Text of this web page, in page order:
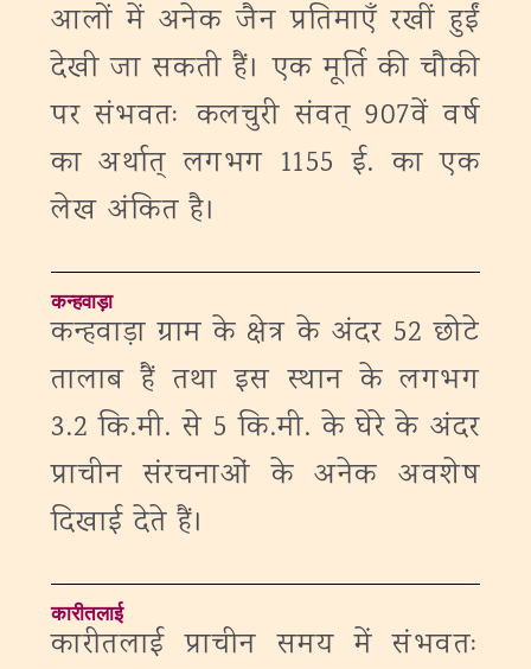
आलों में अनेक जैन प्रतिमाएँ रखीं हुईं
देखी जा सकती हैं। एक मूर्ति की चौकी
पर संभवतः कलचुरी संवत् 907वें वर्ष
का अर्थात् लगभग 1155 ई. का एक
लेख अंकित है।
कन्हवाड़ा
कन्हवाड़ा ग्राम के क्षेत्र के अंदर 52 छोटे
तालाब हैं तथा इस स्थान के लगभग
3.2 कि.मी. से 5 कि.मी. के घेरे के अंदर
प्राचीन संरचनाओं के अनेक अवशेष
दिखाई देते हैं।
कारीतलाई
कारीतलाई प्राचीन समय में संभवतः